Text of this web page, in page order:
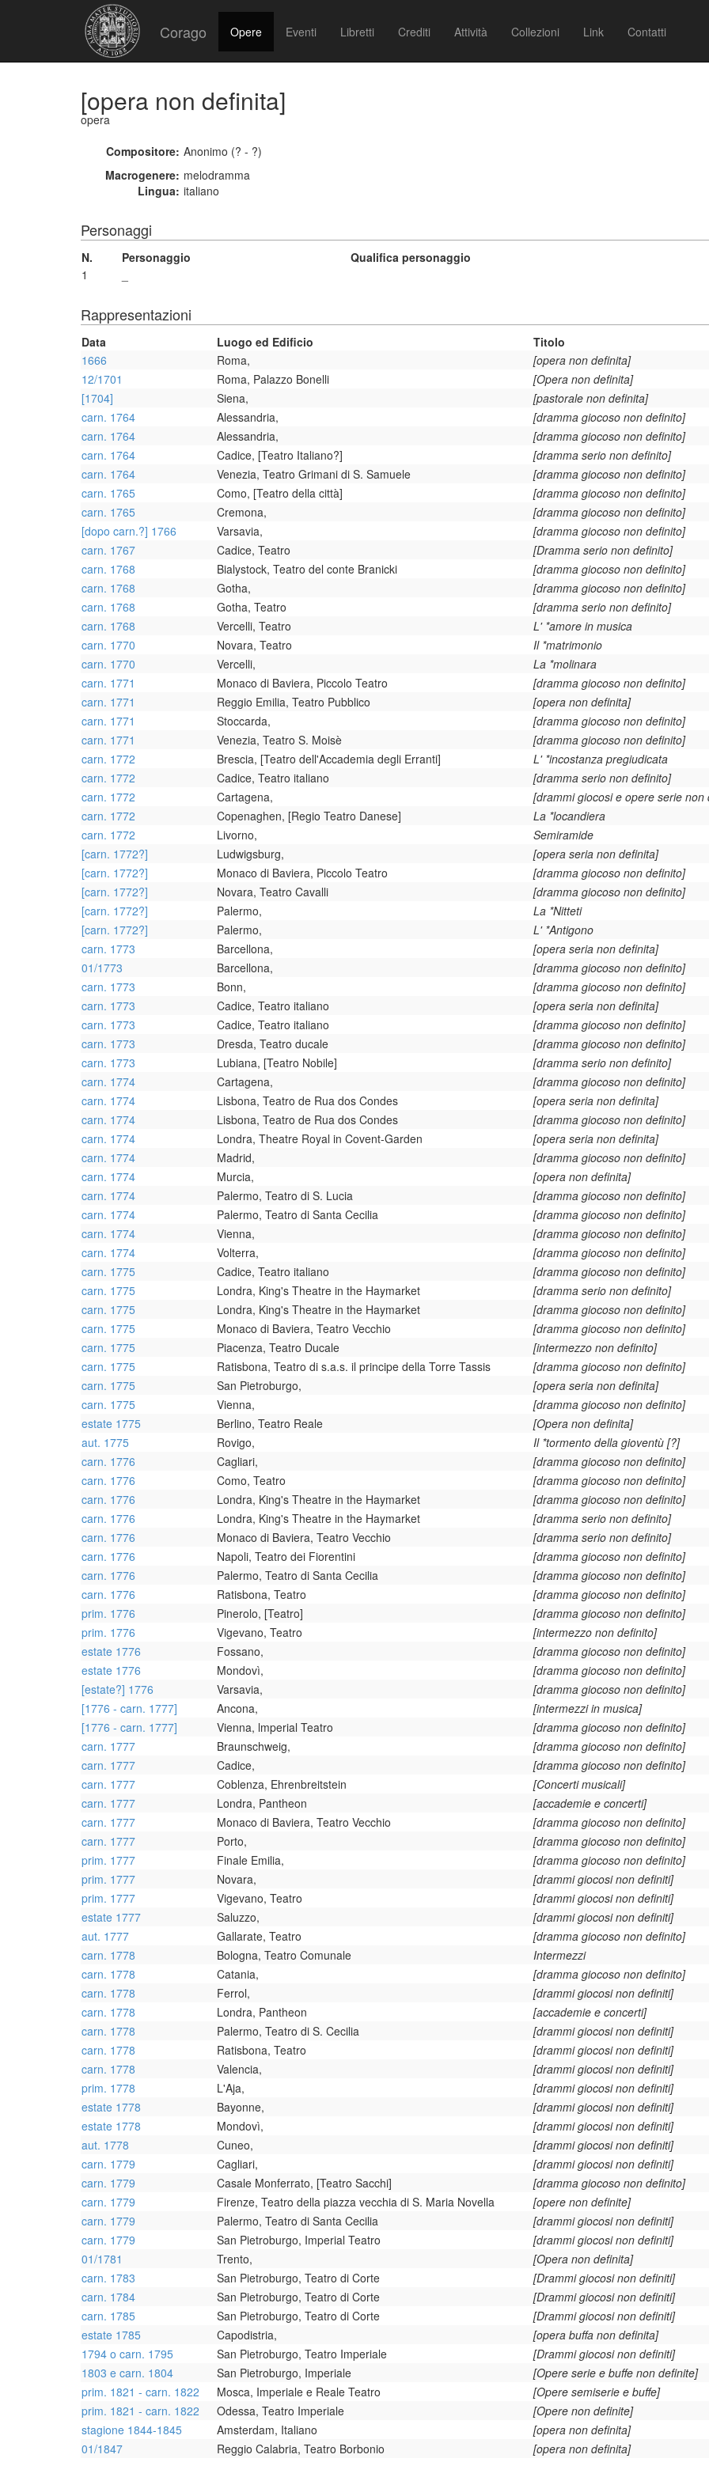
Corago Opere Eventi Libretti Crediti Attività Collezioni Link Contatti
[opera non definita]
opera
Compositore: Anonimo (? - ?)
Macrogenere: melodramma
Lingua: italiano
Personaggi
N. Personaggio Qualifica personaggio
1
Rappresentazioni
Data Luogo ed Edificio Titolo
1666
Roma,
[opera non definita]
12/1701
Roma, Palazzo Bonelli
[Opera non definita]
[1704]
Siena,
[pastorale non definita]
carn. 1764
Alessandria, [dramma giocoso non definito]
carn. 1764
Alessandria, [dramma giocoso non definito]
carn. 1764
Cadice, [Teatro Italiano?] [dramma serio non definito]
carn. 1764
Venezia, Teatro Grimani di S. Samuele [dramma giocoso non definito]
carn. 1765
Como, [Teatro della città] [dramma giocoso non definito]
carn. 1765
Cremona, [dramma giocoso non definito]
[dopo carn.?] 1766
Varsavia,
[dramma giocoso non definito]
carn. 1767
Cadice, Teatro
[Dramma serio non definito]
carn. 1768
Bialystock, Teatro del conte Branicki
[dramma giocoso non definito]
carn. 1768
Gotha,
[dramma giocoso non definito]
carn. 1768
Gotha, Teatro
[dramma serio non definito]
carn. 1768
Vercelli, Teatro
L' *amore in musica
carn. 1770
Novara, Teatro Il *matrimonio
carn. 1770
Vercelli,
La *molinara
carn. 1771
Monaco di Baviera, Piccolo Teatro
[dramma giocoso non definito]
carn. 1771
Reggio Emilia, Teatro Pubblico
[opera non definita]
carn. 1771
Stoccarda,
[dramma giocoso non definito]
carn. 1771
Venezia, Teatro S. Moisè
[dramma giocoso non definito]
carn. 1772
Brescia, [Teatro dell'Accademia degli Erranti]
L' *incostanza pregiudicata
carn. 1772
Cadice, Teatro italiano
[dramma serio non definito]
carn. 1772
Cartagena,
[drammi giocosi e opere serie non
carn. 1772
Copenaghen, [Regio Teatro Danese]
La *locandiera
carn. 1772
Livorno,
Semiramide
[carn. 1772?]
Ludwigsburg,
[opera seria non definita]
[carn. 1772?]
Monaco di Baviera, Piccolo Teatro
[dramma giocoso non definito]
[carn. 1772?]
Novara, Teatro Cavalli
[dramma giocoso non definito]
[carn. 1772?]
Palermo,
La *Nitteti
[carn. 1772?]
Palermo,
L' *Antigono
carn. 1773
Barcellona,
[opera seria non definita]
01/1773
Barcellona,
[dramma giocoso non definito]
carn. 1773
Bonn,
[dramma giocoso non definito]
carn. 1773
Cadice, Teatro italiano
[opera seria non definita]
carn. 1773
Cadice, Teatro italiano
[dramma giocoso non definito]
carn. 1773
Dresda, Teatro ducale
[dramma giocoso non definito]
carn. 1773
Lubiana, [Teatro Nobile]
[dramma serio non definito]
carn. 1774
Cartagena,
[dramma giocoso non definito]
carn. 1774
Lisbona, Teatro de Rua dos Condes
[opera seria non definita]
carn. 1774
Lisbona, Teatro de Rua dos Condes
[dramma giocoso non definito]
carn. 1774
Londra, Theatre Royal in Covent-Garden
[opera seria non definita]
carn. 1774
Madrid,
[dramma giocoso non definito]
carn. 1774
Murcia,
[opera non definita]
carn. 1774
Palermo, Teatro di S. Lucia
[dramma giocoso non definito]
carn. 1774
Palermo, Teatro di Santa Cecilia
[dramma giocoso non definito]
carn. 1774
Vienna,
[dramma giocoso non definito]
carn. 1774
Volterra,
[dramma giocoso non definito]
carn. 1775
Cadice, Teatro italiano
[dramma giocoso non definito]
carn. 1775
Londra, King's Theatre in the Haymarket
[dramma serio non definito]
carn. 1775
Londra, King's Theatre in the Haymarket
[dramma giocoso non definito]
carn. 1775
Monaco di Baviera, Teatro Vecchio
[dramma giocoso non definito]
carn. 1775
Piacenza, Teatro Ducale
[intermezzo non definito]
carn. 1775
Ratisbona, Teatro di s.a.s. il principe della Torre Tassis
[dramma giocoso non definito]
carn. 1775
San Pietroburgo,
[opera seria non definita]
carn. 1775
Vienna,
[dramma giocoso non definito]
estate 1775
Berlino, Teatro Reale [Opera non definita]
aut. 1775
Rovigo, Il *tormento della gioventù [?]
carn. 1776
Cagliari, [dramma giocoso non definito]
carn. 1776
Como, Teatro
[dramma giocoso non definito]
carn. 1776
Londra, King's Theatre in the Haymarket
[dramma giocoso non definito]
carn. 1776
Londra, King's Theatre in the Haymarket
[dramma serio non definito]
carn. 1776
Monaco di Baviera, Teatro Vecchio
[dramma serio non definito]
carn. 1776
Napoli, Teatro dei Fiorentini
[dramma giocoso non definito]
carn. 1776
Palermo, Teatro di Santa Cecilia
[dramma giocoso non definito]
carn. 1776
Ratisbona, Teatro
[dramma giocoso non definito]
prim. 1776
Pinerolo, [Teatro]
[dramma giocoso non definito]
prim. 1776
Vigevano, Teatro
[intermezzo non definito]
estate 1776
Fossano,
[dramma giocoso non definito]
estate 1776
Mondovì,
[dramma giocoso non definito]
[estate?] 1776
Varsavia, [dramma giocoso non definito]
[1776 - carn. 1777]
Ancona,
[intermezzi in musica]
[1776 - carn. 1777]
Vienna, lmperial Teatro
[dramma giocoso non definito]
carn. 1777
Braunschweig,
[dramma giocoso non definito]
carn. 1777
Cadice,
[dramma giocoso non definito]
carn. 1777
Coblenza, Ehrenbreitstein
[Concerti musicali]
carn. 1777
Londra, Pantheon
[accademie e concerti]
carn. 1777
Monaco di Baviera, Teatro Vecchio
[dramma giocoso non definito]
carn. 1777
Porto,
[dramma giocoso non definito]
prim. 1777
Finale Emilia,
[dramma giocoso non definito]
prim. 1777
Novara,
[drammi giocosi non definiti]
prim. 1777
Vigevano, Teatro
[drammi giocosi non definiti]
estate 1777
Saluzzo,
[drammi giocosi non definiti]
aut. 1777
Gallarate, Teatro
[dramma giocoso non definito]
carn. 1778
Bologna, Teatro Comunale
Intermezzi
carn. 1778
Catania,
[dramma giocoso non definito]
carn. 1778
Ferrol,
[drammi giocosi non definiti]
carn. 1778
Londra, Pantheon
[accademie e concerti]
carn. 1778
Palermo, Teatro di S. Cecilia
[drammi giocosi non definiti]
carn. 1778
Ratisbona, Teatro
[drammi giocosi non definiti]
carn. 1778
Valencia,
[drammi giocosi non definiti]
prim. 1778
L'Aja,
[drammi giocosi non definiti]
estate 1778
Bayonne,
[drammi giocosi non definiti]
estate 1778
Mondovì,
[drammi giocosi non definiti]
aut. 1778
Cuneo,
[drammi giocosi non definiti]
carn. 1779
Cagliari,
[drammi giocosi non definiti]
carn. 1779
Casale Monferrato, [Teatro Sacchi]
[dramma giocoso non definito]
carn. 1779
Firenze, Teatro della piazza vecchia di S. Maria Novella
[opere non definite]
carn. 1779
Palermo, Teatro di Santa Cecilia
[drammi giocosi non definiti]
carn. 1779
San Pietroburgo, Imperial Teatro
[drammi giocosi non definiti]
01/1781
Trento,
[Opera non definita]
carn. 1783
San Pietroburgo, Teatro di Corte
[Drammi giocosi non definiti]
carn. 1784
San Pietroburgo, Teatro di Corte
[Drammi giocosi non definiti]
carn. 1785
San Pietroburgo, Teatro di Corte
[Drammi giocosi non definiti]
estate 1785
Capodistria, [opera buffa non definita]
1794 o carn. 1795
San Pietroburgo, Teatro Imperiale
[Drammi giocosi non definiti]
1803 e carn. 1804
San Pietroburgo, Imperiale
[Opere serie e buffe non definite]
prim. 1821 - carn. 1822
Mosca, Imperiale e Reale Teatro
[Opere semiserie e buffe]
prim. 1821 - carn. 1822
Odessa, Teatro Imperiale
[Opere non definite]
stagione 1844-1845
Amsterdam, Italiano
[opera non definita]
01/1847
Reggio Calabria, Teatro Borbonio [opera non definita]